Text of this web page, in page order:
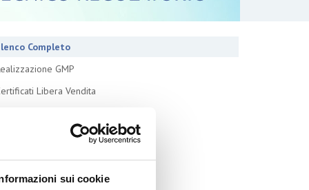
sui cookie
Completo
GMP
Libera Vendita
cosmetici
e Ingredienti Cosmetici